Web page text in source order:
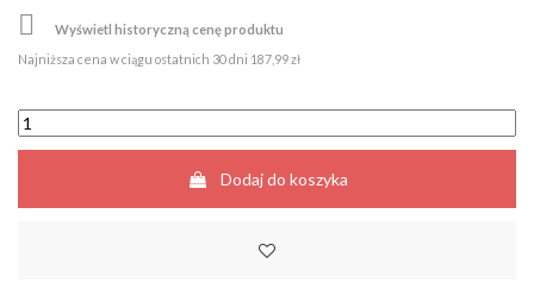

Wyświetl historyczną cenę produktu
Najniższa cena w ciągu ostatnich 30 dni 187,99 zł
Dodaj do koszyka